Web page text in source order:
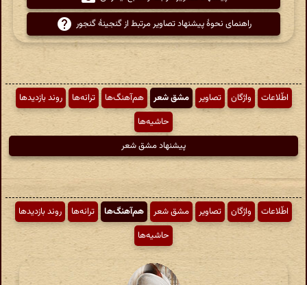
راهنمای نحوهٔ پیشنهاد تصاویر مرتبط از گنجینهٔ گنجور
اطّلاعات واژگان تصاویر مشق شعر هم‌آهنگ‌ها ترانه‌ها
روند بازدیدها
حاشیه‌ها
پیشنهاد مشق شعر
اطّلاعات واژگان تصاویر مشق شعر هم‌آهنگ‌ها ترانه‌ها
روند بازدیدها
حاشیه‌ها